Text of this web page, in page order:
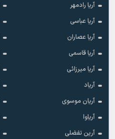
آریا رادمهر
آریا عباسی
آریا عصاران
آریا قاسمی
آریا میرزائی
آریاد
آریان موسوی
آریاوا
آرین تفضلی